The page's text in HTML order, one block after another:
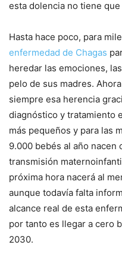
esta dolencia no tiene
Hasta hace poco, para
enfermedad de Chagas
heredar las emociones,
pelo de sus madres.
siempre esa herencia
diagnóstico y tratamiento
más pequeños y para las
9.000 bebés al año
transmisión
próxima hora nacerá al
aunque todavía falta
alcance real de esta
por tanto es llegar a cero
2030.